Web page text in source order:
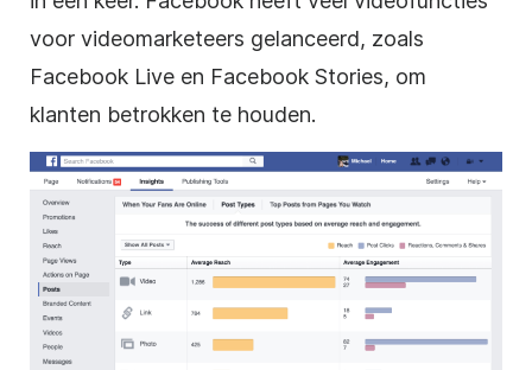
voor videomarketeers gelanceerd, zoals
Facebook Live en Facebook Stories, om
klanten betrokken te houden.